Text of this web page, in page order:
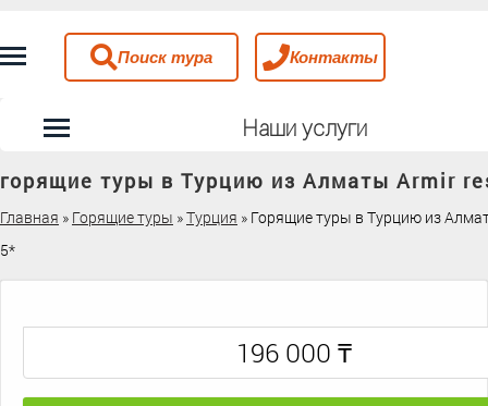
Поиск тура Контакты
Наши услуги
горящие туры в Турцию из Алматы Armir
Главная » Горящие туры »Турция » Горящие туры в Турцию из
5*
196 000 ₸